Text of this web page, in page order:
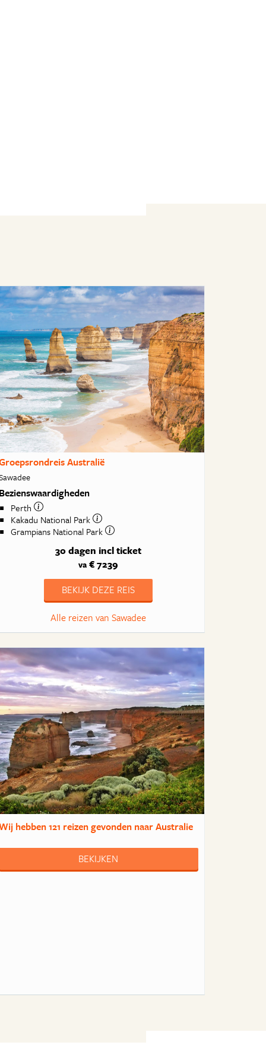
Australië
Bezienswaardigheden
Perth
Kakadu National Park
Grampians National Park
30 dagen incl ticket
va € 7239
BEKIJK DEZE REIS
Alle reizen van Sawadee
hebben121 reizengevonden naar Australie
BEKIJKEN